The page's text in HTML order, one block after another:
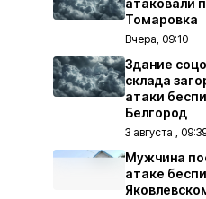
атаковали
Томаровка
Вчера, 09:10
Здание
склада
атаки
Белгород
3 августа ,
Мужчина
атаке